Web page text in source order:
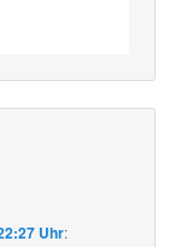
Uhr: